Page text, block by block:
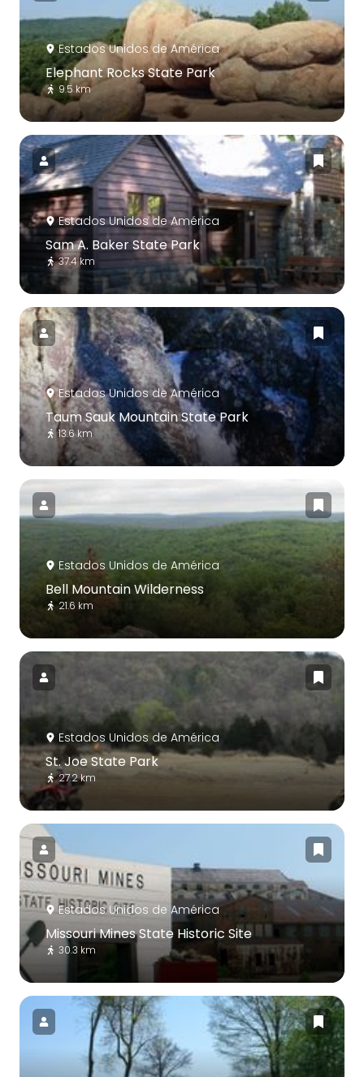
Estados Unidos de América
Elephant Rocks State Park
9.5 km
Estados Unidos de América
Sam A. Baker State Park
37.4 km
Estados Unidos de América
Taum Sauk Mountain State Park
13.6 km
Estados Unidos de América
Bell Mountain Wilderness
21.6 km
Estados Unidos de América
St. Joe State Park
27.2 km
Estados Unidos de América
Missouri Mines State Historic Site
30.3 km